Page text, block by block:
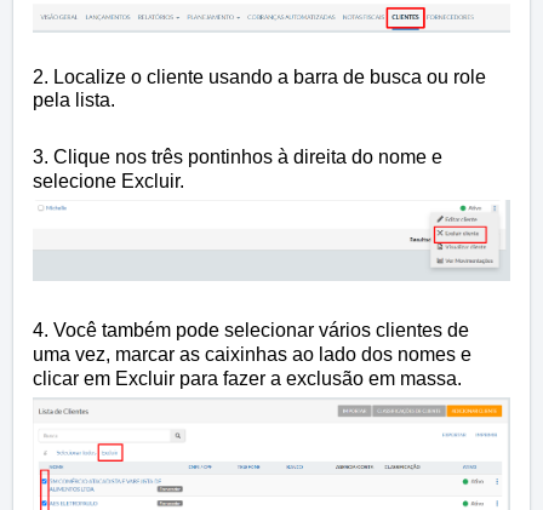
2. Localize o cliente usando a barra de busca ou role
pela lista.
3. Clique nos três pontinhos à direita do nome e
selecione Excluir.
4. Você também pode selecionar vários clientes de
uma vez, marcar as caixinhas ao lado dos nomes e
clicar em Excluir para fazer a exclusão em massa.